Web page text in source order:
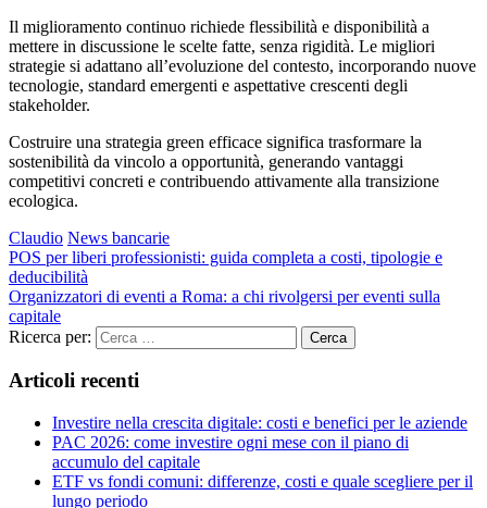
Il miglioramento continuo richiede flessibilità e disponibilità a
mettere in discussione le scelte fatte, senza rigidità. Le migliori
strategie si adattano all’evoluzione del contesto, incorporando nuove
tecnologie, standard emergenti e aspettative crescenti degli
stakeholder.
Costruire una strategia green efficace significa trasformare la
sostenibilità da vincolo a opportunità, generando vantaggi
competitivi concreti e contribuendo attivamente alla transizione
ecologica.
Claudio News bancarie
POS per liberi professionisti: guida completa a costi, tipologie e
deducibilità
Organizzatori di eventi a Roma: a chi rivolgersi per eventi sulla
capitale
Ricerca per:
Cerca
Articoli recenti
Investire nella crescita digitale: costi e benefici per le aziende
PAC 2026: come investire ogni mese con il piano di
accumulo del capitale
ETF vs fondi comuni: differenze, costi e quale scegliere per il
lungo periodo